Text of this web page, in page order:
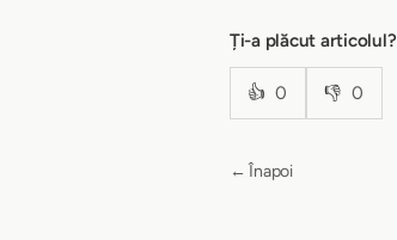
Ți-a plăcut articolul?
👍 0 👎 0
← Înapoi